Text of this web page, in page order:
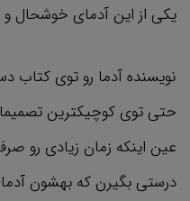
یکی از این آدمای خوشحال و
نویسنده آدما رو توی کتاب
حتی توی کوچیکترین
عین اینکه زمان زیادی رو
درستی بگیرن که بهشون